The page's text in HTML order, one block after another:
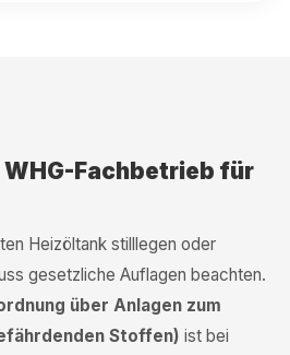
Fachbetrieb für
Heizöltank stilllegen oder
gesetzliche Auflagen beachten.
über Anlagen zum
Stoffen) ist bei